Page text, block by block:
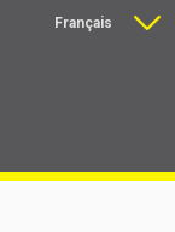
Français